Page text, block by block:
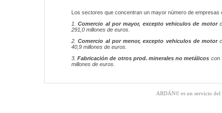
Los sectores que concentran un mayor número de empresas
1.Comercio al por mayor, excepto vehiculos de motor
291,0 millones de euros.
2.Comercio al por menor, excepto vehiculos de motor
40,9 millones de euros.
3.Fabricación de otros prod. minerales no metálicos con
millones de euros.
ARDÁN© es un servicio del